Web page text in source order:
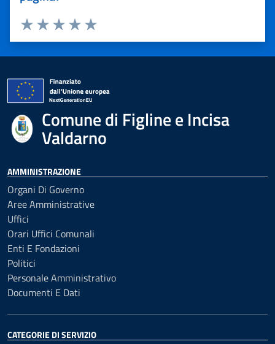
Valuta 5 stelle su 5
Valuta 4 stelle su 5
Valuta 3 stelle su 5
Valuta 2 stelle su 5
Valuta 1 stelle su 5
Comune di Figline e Incisa
Valdarno
AMMINISTRAZIONE
Organi Di Governo
Aree Amministrative
Uffici
Orari Uffici Comunali
Enti E Fondazioni
Politici
Personale Amministrativo
Documenti E Dati
CATEGORIE DI SERVIZIO